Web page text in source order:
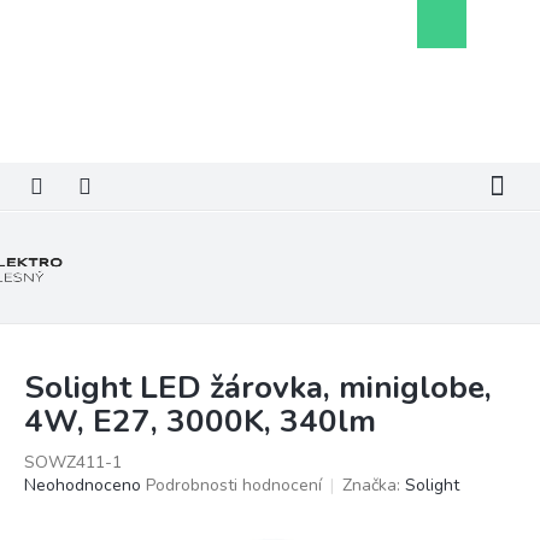
košík
Solight LED žárovka, miniglobe,
4W, E27, 3000K, 340lm
SOWZ411-1
Průměrné
Neohodnoceno Podrobnosti hodnocení Značka: Solight